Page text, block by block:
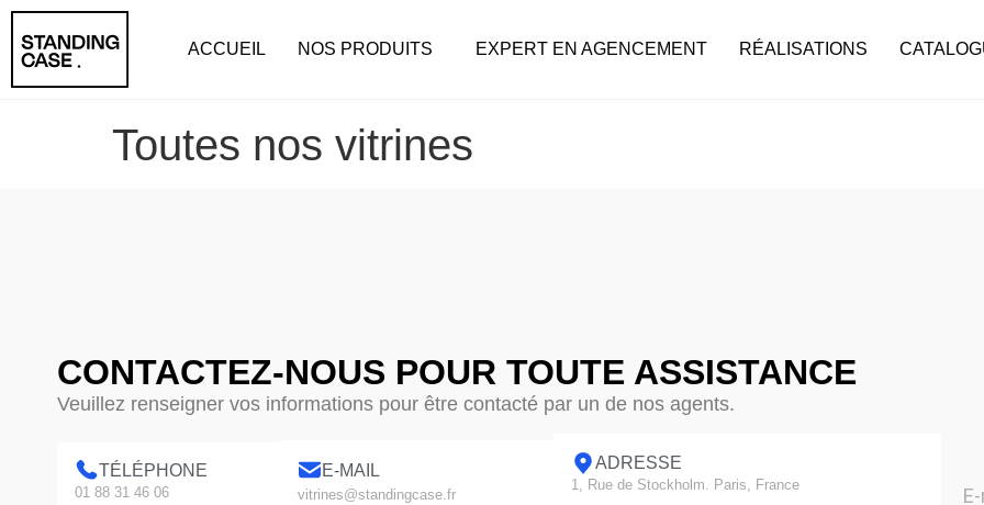
ACCUEIL NOS PRODUITS EXPERT EN AGENCEMENT RÉALISATIONS
Toutes nos vitrines
CONTACTEZ-NOUS POUR TOUTE ASSISTANCE
Veuillez renseigner vos informations pour être contacté par un de nos agents.
TÉLÉPHONE
01 88 31 46 06
E-MAIL
vitrines@standingcase.fr
ADRESSE
1, Rue de Stockholm. Paris, France